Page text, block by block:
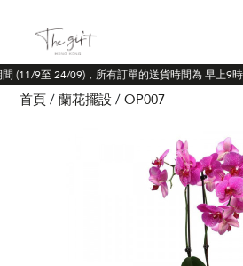
(11/9至 24/09)，所有訂單的送貨時間為 早上9
首頁 蘭花擺設 OP007